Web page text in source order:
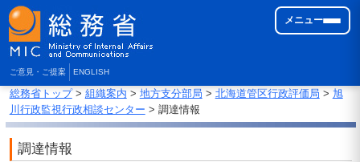
ご意見・ご提案 ENGLISH
メニュー
総務省トップ> 組織案内 > 地方支分部局 > 北海道管区行政評価局 > 旭
川行政監視行政相談センター > 調達情報
調達情報